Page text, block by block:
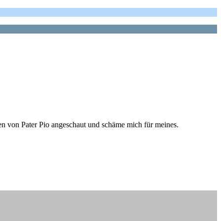
Pater Pio angeschaut und schäme mich für meines.